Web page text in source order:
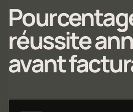
réussite
avant